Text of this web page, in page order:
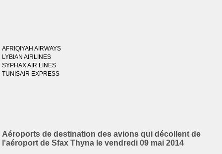
AFRIQIYAH AIRWAYS
LYBIAN AIRLINES
SYPHAX AIR LINES
TUNISAIR EXPRESS
Aéroports de destination des avions qui décollent de
l'aéroport de Sfax Thyna le vendredi 09 mai 2014